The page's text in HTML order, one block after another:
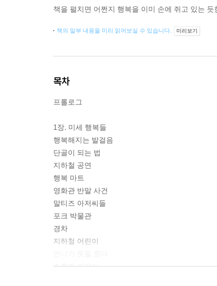
책을 펼치면 어쩐지 행복을 이미 손에 쥐고 있는 듯
책의 일부 내용을 미리 읽어보실 수 있습니다. 미리보기
목차
프롤로그
1장. 미세 행복들
행복해지는 발걸음
단골이 되는 법
지하철 공연
행복 마트
영화관 반말 사건
말티즈 아저씨들
포크 박물관
경차
지하철 어린이
승훈이 이야기